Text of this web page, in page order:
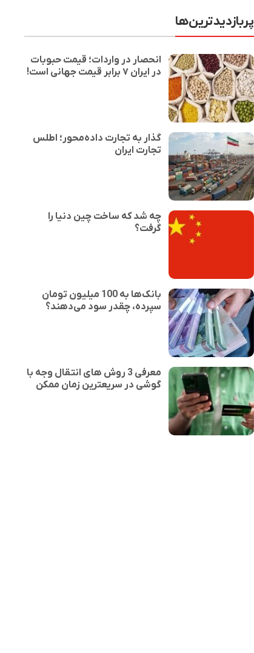
پربازدیدترین‌ها
انحصار در واردات؛ قیمت حبوبات
در ایران ۷ برابر قیمت جهانی است!
گذار به تجارت داده‌محور؛ اطلس
تجارت ایران
چه شد که ساخت چین دنیا را
گرفت؟
بانک‌ها به 100 میلیون تومان
سپرده، چقدر سود می‌دهند؟
معرفی 3 روش های انتقال وجه با
گوشی در سریعترین زمان ممکن